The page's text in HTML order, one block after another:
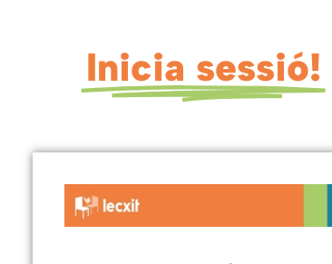
Inicia sessió!